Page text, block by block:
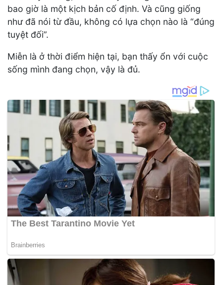
bao giờ là một kịch bản cố định. Và cũng giống
như đã nói từ đầu, không có lựa chọn nào là “đúng
tuyệt đối”.
Miễn là ở thời điểm hiện tại, bạn thấy ổn với cuộc
sống mình đang chọn, vậy là đủ.